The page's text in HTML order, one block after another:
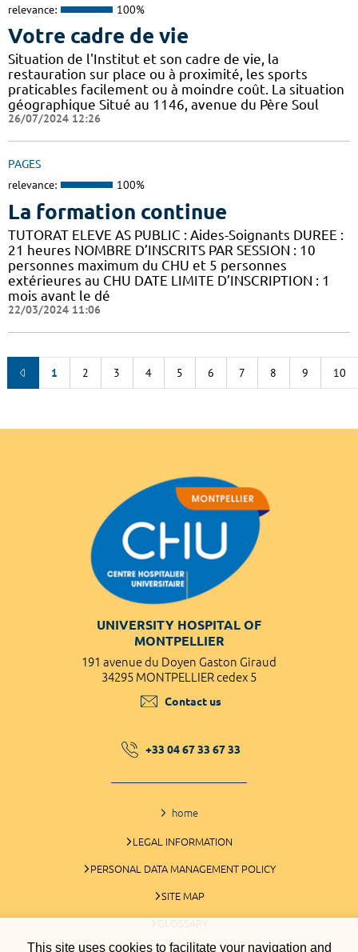
This site uses cookies to facilitate your navigation and
relevance: 100%
Votre cadre de vie
Situation de l'Institut et son cadre de vie, la
restauration sur place ou à proximité, les sports
praticables facilement ou à moindre coût. La situation
géographique Situé au 1146, avenue du Père Soul
26/07/2024 12:26
PAGES
relevance: 100%
La formation continue
TUTORAT ELEVE AS PUBLIC : Aides-Soignants DUREE :
21 heures NOMBRE D’INSCRITS PAR SESSION : 10
personnes maximum du CHU et 5 personnes
extérieures au CHU DATE LIMITE D’INSCRIPTION : 1
mois avant le dé
22/03/2024 11:06
1 2 3 4 5 6 7 8 9 10
UNIVERSITY HOSPITAL OF
MONTPELLIER
191 avenue du Doyen Gaston Giraud
34295 MONTPELLIER cedex 5
Contact us
+33 04 67 33 67 33
home
LEGAL INFORMATION
PERSONAL DATA MANAGEMENT POLICY
SITE MAP
GLOSSARY